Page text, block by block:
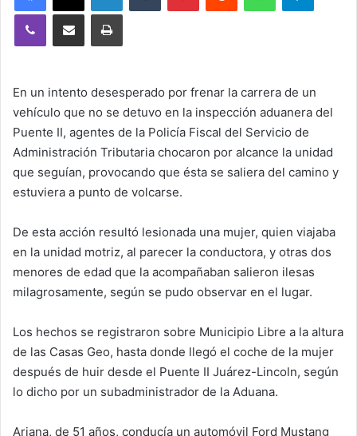
Viber Compartir vía email Imprimir
En un intento desesperado por frenar la carrera de un
vehículo que no se detuvo en la inspección aduanera del
Puente II, agentes de la Policía Fiscal del Servicio de
Administración Tributaria chocaron por alcance la unidad
que seguían, provocando que ésta se saliera del camino y
estuviera a punto de volcarse.
De esta acción resultó lesionada una mujer, quien viajaba
en la unidad motriz, al parecer la conductora, y otras dos
menores de edad que la acompañaban salieron ilesas
milagrosamente, según se pudo observar en el lugar.
Los hechos se registraron sobre Municipio Libre a la altura
de las Casas Geo, hasta donde llegó el coche de la mujer
después de huir desde el Puente II Juárez-Lincoln, según
lo dicho por un subadministrador de la Aduana.
Ariana, de 51 años, conducía un automóvil Ford Mustang